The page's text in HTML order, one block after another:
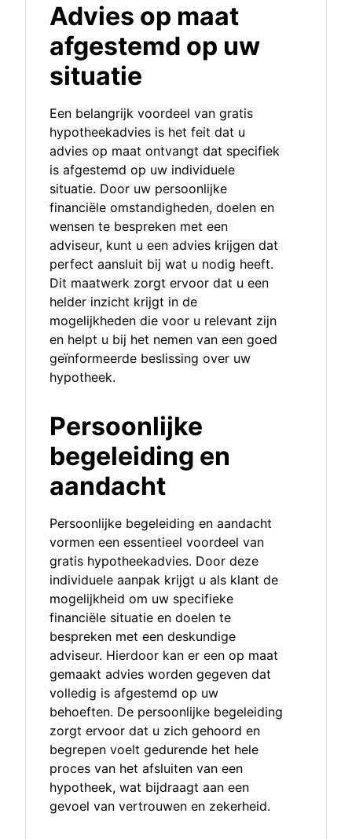
Advies op maat
afgestemd op uw
situatie
Een belangrijk voordeel van gratis
hypotheekadvies is het feit dat u
advies op maat ontvangt dat specifiek
is afgestemd op uw individuele
situatie. Door uw persoonlijke
financiële omstandigheden, doelen en
wensen te bespreken met een
adviseur, kunt u een advies krijgen dat
perfect aansluit bij wat u nodig heeft.
Dit maatwerk zorgt ervoor dat u een
helder inzicht krijgt in de
mogelijkheden die voor u relevant zijn
en helpt u bij het nemen van een goed
geïnformeerde beslissing over uw
hypotheek.
Persoonlijke
begeleiding en
aandacht
Persoonlijke begeleiding en aandacht
vormen een essentieel voordeel van
gratis hypotheekadvies. Door deze
individuele aanpak krijgt u als klant de
mogelijkheid om uw specifieke
financiële situatie en doelen te
bespreken met een deskundige
adviseur. Hierdoor kan er een op maat
gemaakt advies worden gegeven dat
volledig is afgestemd op uw
behoeften. De persoonlijke begeleiding
zorgt ervoor dat u zich gehoord en
begrepen voelt gedurende het hele
proces van het afsluiten van een
hypotheek, wat bijdraagt aan een
gevoel van vertrouwen en zekerheid.